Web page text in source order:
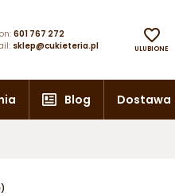
601 767 272
sklep@cukieteria.pl

ULUBIONE
Blog Dostawa